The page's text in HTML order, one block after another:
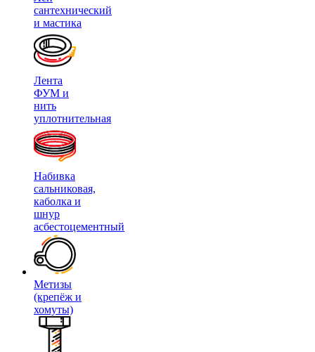
сантехнический
и мастика
Лента
ФУМ и
нить
уплотнительная
Набивка
сальниковая,
каболка и
шнур
асбестоцементный
Метизы
(крепёж и
хомуты)